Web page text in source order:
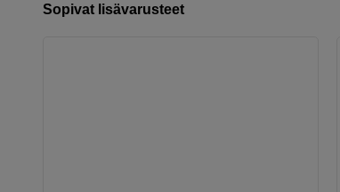
Sopivat lisävarusteet